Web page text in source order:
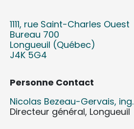
1111, rue Saint-Charles Ouest
Bureau 700
Longueuil (Québec)
J4K 5G4
Personne Contact
Nicolas Bezeau-Gervais, ing.
Directeur général, Longueuil